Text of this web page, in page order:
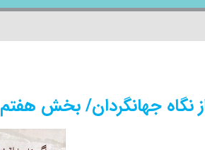
نگاه جهانگردان/ بخش هفتم